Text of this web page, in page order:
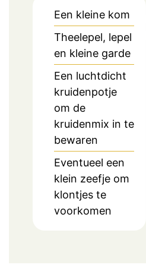
Een kleine kom
Theelepel, lepel
en kleine garde
Een luchtdicht
kruidenpotje
om de
kruidenmix in te
bewaren
Eventueel een
klein zeefje om
klontjes te
voorkomen